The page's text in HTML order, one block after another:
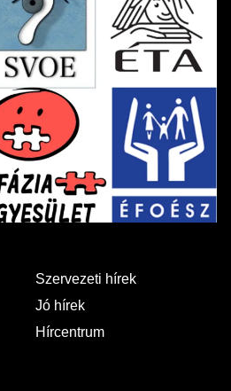
Szervezeti hírek
Jó hírek
Hírcentrum